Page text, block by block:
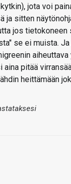
jota voi
ja sitten
jos tietokoneen
se ei muista.
pitää
heittämään